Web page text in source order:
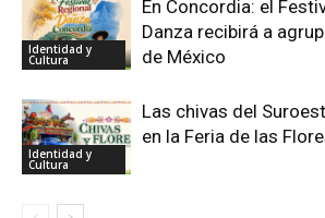
Identidad y
Cultura
En Concordia: el
Danza recibirá a
de México
Identidad y
Cultura
Las chivas del
en la Feria de las